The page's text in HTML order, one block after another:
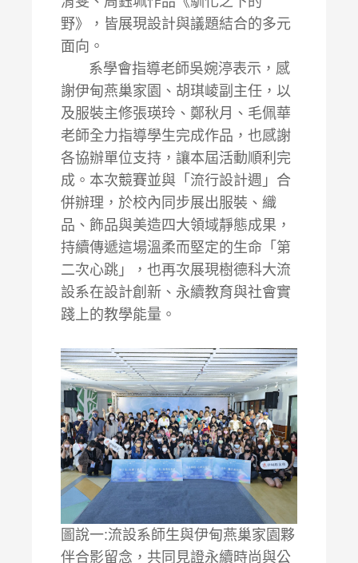
野》，皆展現設計與議題結合的多元
面向。
系學會指導老師吳婉渟表示，感
謝伊甸燕巢家園、胡琪崚副主任，以
及服裝主修張瑛玲、鄭秋月、毛佩華
老師全力指導學生完成作品，也感謝
各協辦單位支持，讓本屆活動順利完
成。本次競賽並與「流行設計週」合
併辦理，於校內同步展出服裝、織
品、飾品與美造四大領域靜態成果，
持續傳遞這場溫柔而堅定的生命「第
二次心跳」，也再次展現樹德科大流
設系在設計創新、永續教育與社會實
踐上的教學能量。
圖說一:流設系師生與伊甸燕巢家園夥
伴合影留念，共同見證永續時尚與公